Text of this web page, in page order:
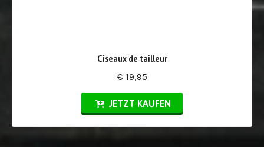
Ciseaux de tailleur
€ 19,95
JETZT KAUFEN